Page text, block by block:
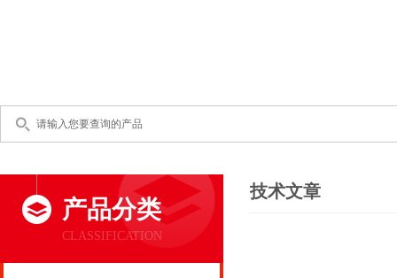
产品分类
CLASSIFICATION
技术文章